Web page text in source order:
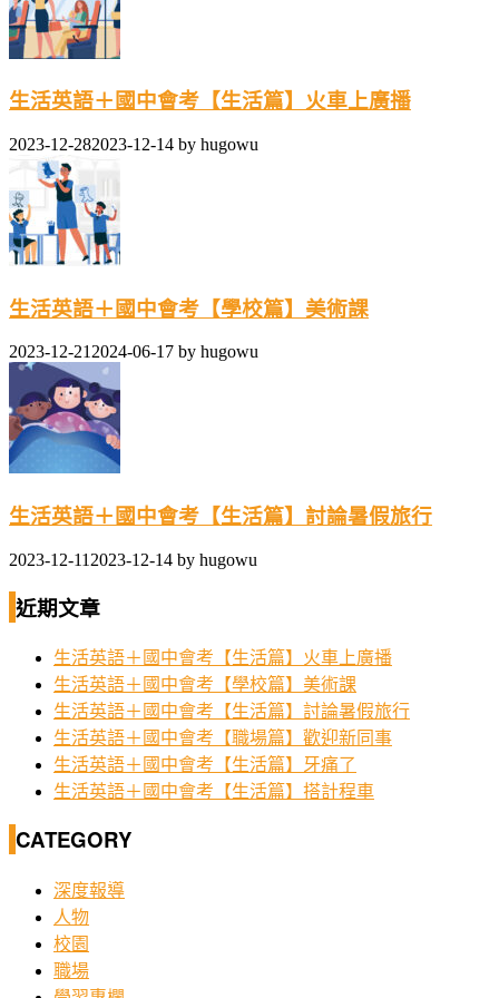
生活英語＋國中會考【生活篇】火車上廣播
2023-12-282023-12-14 by hugowu
生活英語＋國中會考【學校篇】美術課
2023-12-212024-06-17 by hugowu
生活英語＋國中會考【生活篇】討論暑假旅行
2023-12-11 2023-12-14 by hugowu
近期文章
生活英語＋國中會考【生活篇】火車上廣播
生活英語＋國中會考【學校篇】美術課
生活英語＋國中會考【生活篇】討論暑假旅行
生活英語＋國中會考【職場篇】歡迎新同事
生活英語＋國中會考【生活篇】牙痛了
生活英語＋國中會考【生活篇】搭計程車
CATEGORY
深度報導
人物
校園
職場